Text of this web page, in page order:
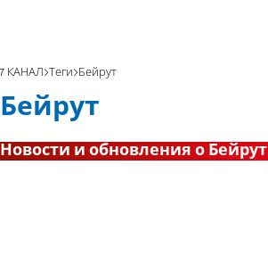
7 КАНАЛ Теги Бейрут
Бейрут
Новости и обновления о Бейрут